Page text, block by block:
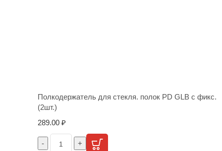
Полкодержатель для стекля. полок PD GLВ с фикс.
(2шт.)
289.00 ₽